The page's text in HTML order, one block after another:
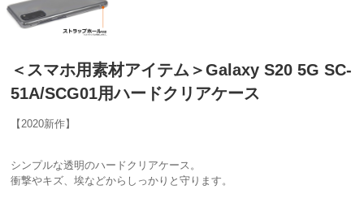
＜スマホ用素材アイテム＞Galaxy S20 5G SC-
51A/SCG01用ハードクリアケース
【2020新作】
シンプルな透明のハードクリアケース。
衝撃やキズ、埃などからしっかりと守ります。